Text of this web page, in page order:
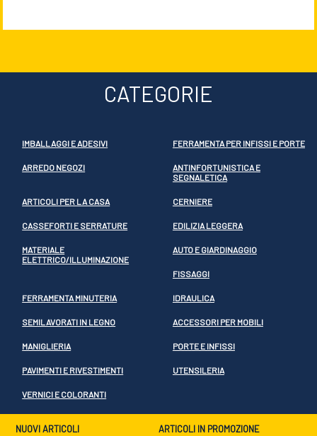
CATEGORIE
IMBALLAGGI E ADESIVI FERRAMENTA PER INFISSI E PORTE
ARREDO NEGOZI
ANTINFORTUNISTICA E
SEGNALETICA
ARTICOLI PER LA CASA CERNIERE
CASSEFORTI E SERRATURE EDILIZIA LEGGERA
MATERIALE
ELETTRICO/ILLUMINAZIONE
AUTO E GIARDINAGGIO
FISSAGGI
FERRAMENTA MINUTERIA IDRAULICA
SEMILAVORATI IN LEGNO ACCESSORI PER MOBILI
MANIGLIERIA PORTE E INFISSI
PAVIMENTI E RIVESTIMENTI UTENSILERIA
VERNICI E COLORANTI
NUOVI ARTICOLI ARTICOLI IN PROMOZIONE